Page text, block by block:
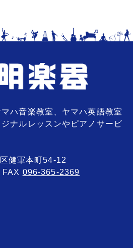
ハ音楽教室、ヤマハ英語教室
ナルレッスンやピアノサービ
健軍本町54-12
FAX 096-365-2369